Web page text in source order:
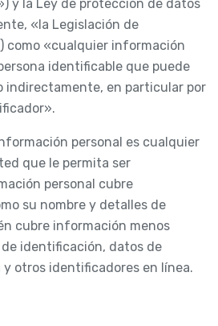
y la Ley de protección de datos
«la Legislación de
como «cualquier información
identificable que puede
indirectamente, en particular por
personal es cualquier
que le permita ser
personal cubre
su nombre y detalles de
cubre información menos
identificación, datos de
otros identificadores en línea.